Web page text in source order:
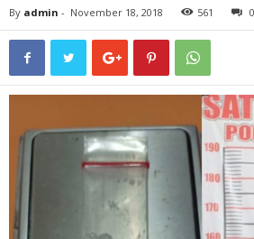
By admin - November 18, 2018 561 0